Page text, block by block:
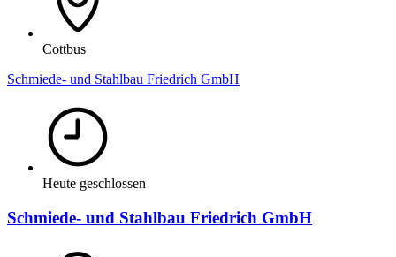
Cottbus
Schmiede- und Stahlbau Friedrich GmbH
Heute geschlossen
Schmiede- und Stahlbau Friedrich GmbH